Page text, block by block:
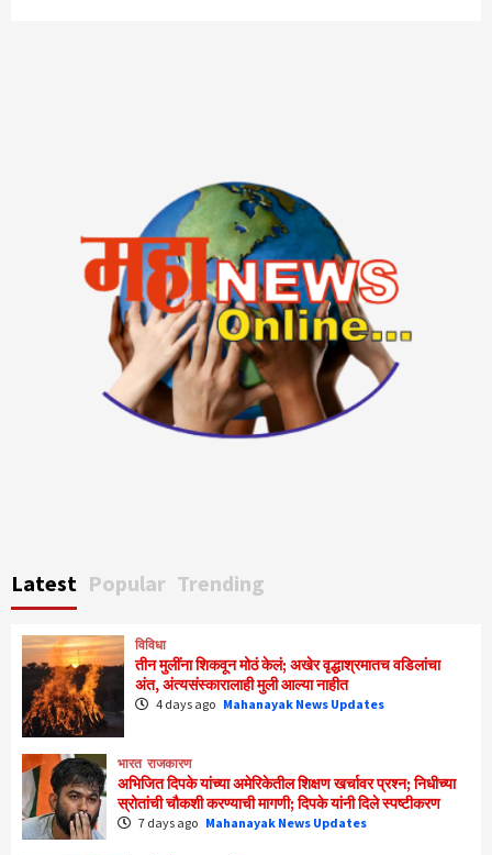
Latest Popular Trending
विविधा
तीन मुलींना शिकवून मोठं केलं; अखेर वृद्धाश्रमातच वडिलांचा
अंत, अंत्यसंस्कारालाही मुली आल्या नाहीत
4 days ago Mahanayak News Updates
भारत राजकारण
अभिजित दिपके यांच्या अमेरिकेतील शिक्षण खर्चावर प्रश्न; निधीच्या
स्रोतांची चौकशी करण्याची मागणी; दिपके यांनी दिले स्पष्टीकरण
7 days ago Mahanayak News Updates